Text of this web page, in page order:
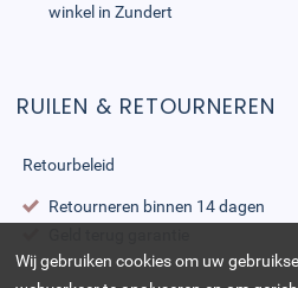
winkel in Zundert
RUILEN & RETOURNEREN
Retourbeleid
Retourneren binnen 14 dagen
Wij gebruiken cookies om uw